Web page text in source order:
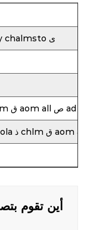
ط la ء ك herba ئ y ualy chalmsto ى